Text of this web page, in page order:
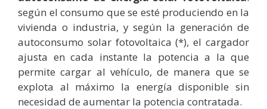
según el consumo que se esté produciendo en la
vivienda o industria, y según la generación de
autoconsumo solar fotovoltaica (*), el cargador
ajusta en cada instante la potencia a la que
permite cargar al vehículo, de manera que se
explota al máximo la energía disponible sin
necesidad de aumentar la potencia contratada.